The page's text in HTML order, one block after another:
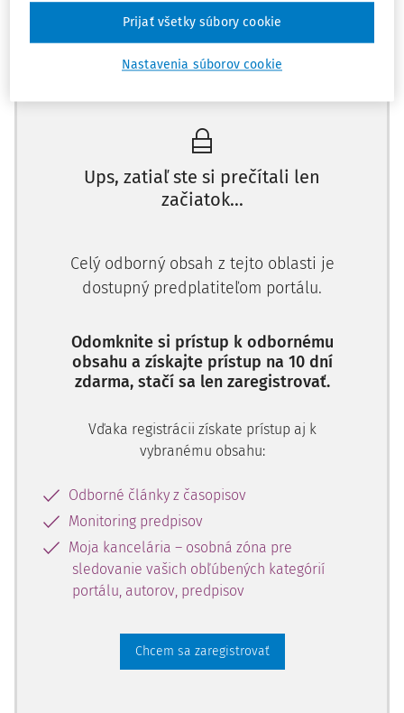
FAKTY a KONANIE
Máte predplatné?
Ups, zatiaľ ste si prečítali len
začiatok...
Celý odborný obsah z tejto oblasti je
dostupný predplatiteľom portálu.
Odomknite si prístup k odbornému
obsahu a získajte prístup na 10 dní
zdarma, stačí sa len zaregistrovať.
Vďaka registrácii získate prístup aj k
vybranému obsahu:
Odborné články z časopisov
Monitoring predpisov
Moja kancelária – osobná zóna pre
sledovanie vašich obľúbených kategórií
portálu, autorov, predpisov
Chcem sa zaregistrovať
Nastavenia súborov cookie
Prijať všetky súbory cookie